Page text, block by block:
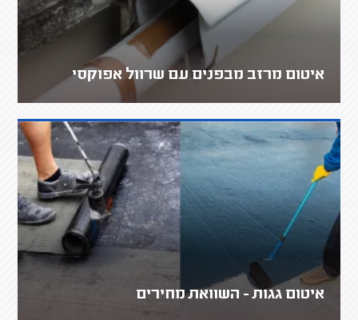
איטום מרזב מבפנים עם שרוול אפוקסי
איטום גגות - השוואת מחירים